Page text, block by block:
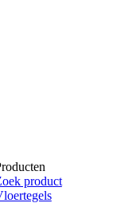
product